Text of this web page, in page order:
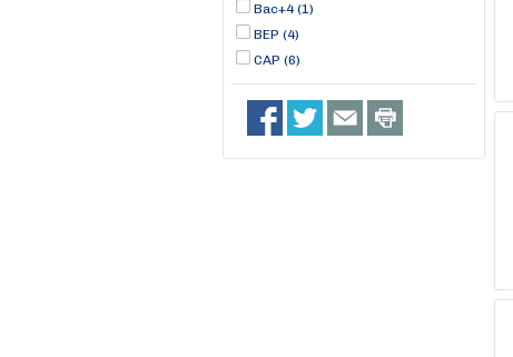
Bac+4 (1)
BEP (4)
CAP (6)